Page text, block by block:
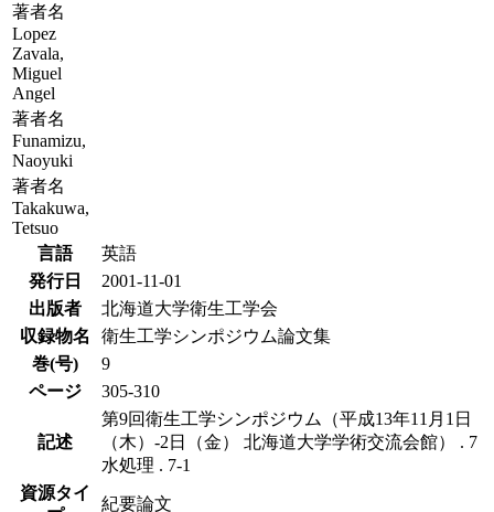
著者名
Lopez
Zavala,
Miguel
Angel
著者名
Funamizu,
Naoyuki
著者名
Takakuwa,
Tetsuo
言語
英語
発行日
2001-11-01
出版者
北海道大学衛生工学会
収録物名
衛生工学シンポジウム論文集
巻(号)
9
ページ
305-310
記述
第9回衛生工学シンポジウム（平成13年11月1日
（木）-2日（金） 北海道大学学術交流会館） . 7
水処理 . 7-1
資源タイ
紀要論文